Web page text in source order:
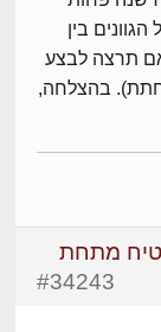
בין
אם תרצה לבצע
בהצלחה,
טיח מתחת
#34243